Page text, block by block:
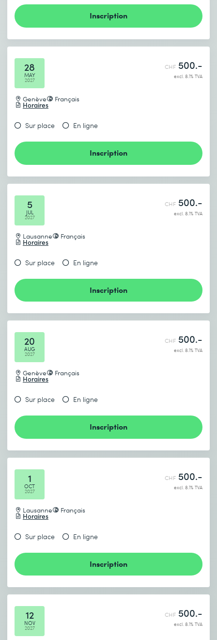
Inscription
28
MAY
2027
Genève Français
Horaires
CHF 500.-
excl. 8.1% TVA
Sur place En ligne
Inscription
5
JUL
2027
Lausanne Français
Horaires
CHF 500.-
excl. 8.1% TVA
Sur place En ligne
Inscription
20
AUG
2027
Genève Français
Horaires
CHF 500.-
excl. 8.1% TVA
Sur place En ligne
Inscription
1
OCT
2027
Lausanne Français
Horaires
CHF 500.-
excl. 8.1% TVA
Sur place En ligne
Inscription
12
NOV
2027
CHF 500.-
excl. 8.1% TVA